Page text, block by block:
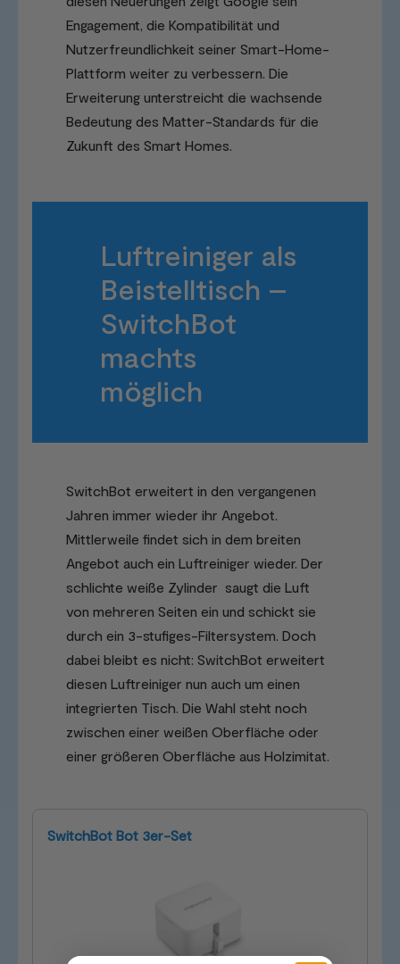
Engagement, die Kompatibilität und
Nutzerfreundlichkeit seiner Smart-Home-
Plattform weiter zu verbessern. Die
Erweiterung unterstreicht die wachsende
Bedeutung des Matter-Standards für die
Zukunft des Smart Homes.
Luftreiniger als
Beistelltisch –
SwitchBot
machts
möglich
SwitchBot erweitert in den vergangenen
Jahren immer wieder ihr Angebot.
Mittlerweile findet sich in dem breiten
Angebot auch ein Luftreiniger wieder. Der
schlichte weiße Zylinder saugt die Luft
von mehreren Seiten ein und schickt sie
durch ein 3-stufiges-Filtersystem. Doch
dabei bleibt es nicht: SwitchBot erweitert
diesen Luftreiniger nun auch um einen
integrierten Tisch. Die Wahl steht noch
zwischen einer weißen Oberfläche oder
einer größeren Oberfläche aus Holzimitat.
SwitchBot Bot 3er-Set